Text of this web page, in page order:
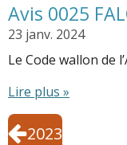
Avis 0025
23 janv. 2024
Le Code wallon de
Lire plus »
2023